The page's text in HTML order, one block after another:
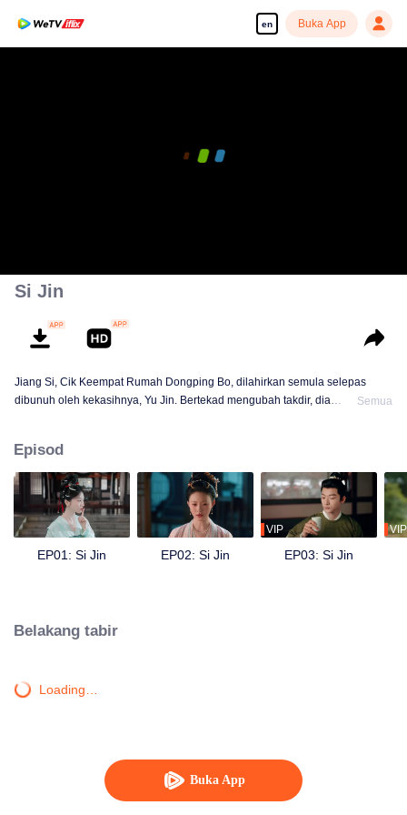
en Buka App
Buka App
Si Jin
Jiang Si, Cik Keempat Rumah Dongping Bo, dilahirkan semula selepas
dibunuh oleh kekasihnya, Yu Jin. Bertekad mengubah takdir, dia
Yu Jin, dan meskipun masa lalu mereka rumit, mereka bekerjasama untuk
menyelamatkan adik-beradiknya serta membersihkan nama ayahnya.
Mengharungi pelbagai rintangan, perasaan Jiang Si terhadap Yu Jin
kembali mekar, dan mereka bersama-sama mempertahankan keamanan
Dinasti Zhou, menjalani kehidupan yang makmur.
Semua
Episod
EP01: Si Jin EP02: Si Jin
VIP
EP03: Si Jin
VIP
Belakang tabir
Loading…